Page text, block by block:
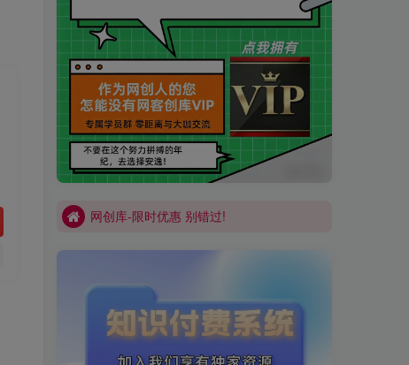
买VIP会员或加盟商-全年最低价-立即抢额
网创库-限时优惠 别错过!
买VIP会员或加盟商-全年最低价-立即抢额
网创库-限时优惠 别错过!